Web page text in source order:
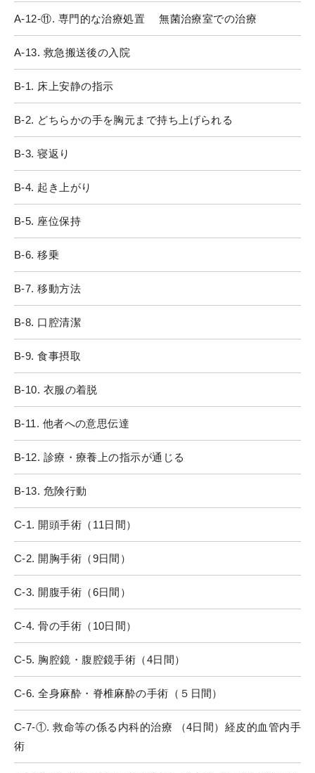
A-12-⑪. 専門的な治療処置 無菌治療室での治療
A-13. 救急搬送後の入院
B-1. 床上安静の指示
B-2. どちらかの手を胸元まで持ち上げられる
B-3. 寝返り
B-4. 起き上がり
B-5. 座位保持
B-6. 移乗
B-7. 移動方法
B-8. 口腔清潔
B-9. 食事摂取
B-10. 衣服の着脱
B-11. 他者への意思伝達
B-12. 診療・療養上の指示が通じる
B-13. 危険行動
C-1. 開頭手術（11日間）
C-2. 開胸手術（9日間）
C-3. 開腹手術（6日間）
C-4. 骨の手術（10日間）
C-5. 胸腔鏡・腹腔鏡手術（4日間）
C-6. 全身麻酔・脊椎麻酔の手術（５日間）
C-7-①. 救命等の係る内科的治療 （4日間）経皮的血管内手
術